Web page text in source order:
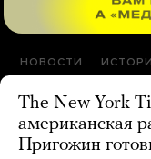
НОВОСТИ
The New York
американская
Пригожин